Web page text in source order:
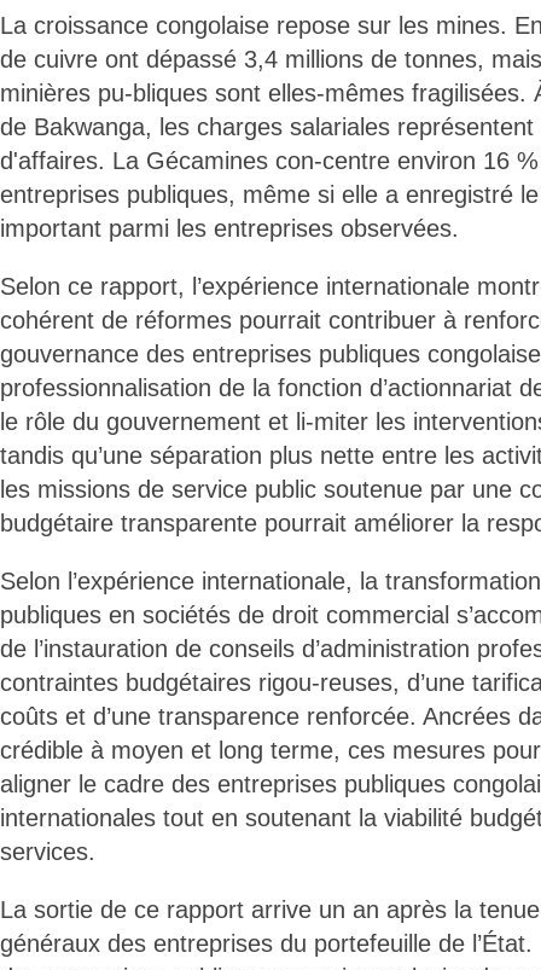
La croissance congolaise repose sur les mines.
de cuivre ont dépassé 3,4 millions de tonnes,
minières pu-bliques sont elles-mêmes fragilisées.
de Bakwanga, les charges salariales
d'affaires. La Gécamines con-centre environ 16
entreprises publiques, même si elle a enregistré
important parmi les entreprises observées.
Selon ce rapport, l’expérience internationale
cohérent de réformes pourrait contribuer à
gouvernance des entreprises publiques
professionnalisation de la fonction d’actionnariat
le rôle du gouvernement et li-miter les
tandis qu’une séparation plus nette entre les
les missions de service public soutenue par une
budgétaire transparente pourrait améliorer la
Selon l’expérience internationale, la
publiques en sociétés de droit commercial
de l’instauration de conseils d’administration
contraintes budgétaires rigou-reuses, d’une
coûts et d’une transparence renforcée. Ancrées
crédible à moyen et long terme, ces mesures
aligner le cadre des entreprises publiques
internationales tout en soutenant la viabilité
services.
La sortie de ce rapport arrive un an après la
généraux des entreprises du portefeuille de